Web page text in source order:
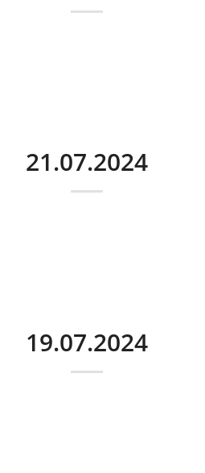
21.07.2024
19.07.2024